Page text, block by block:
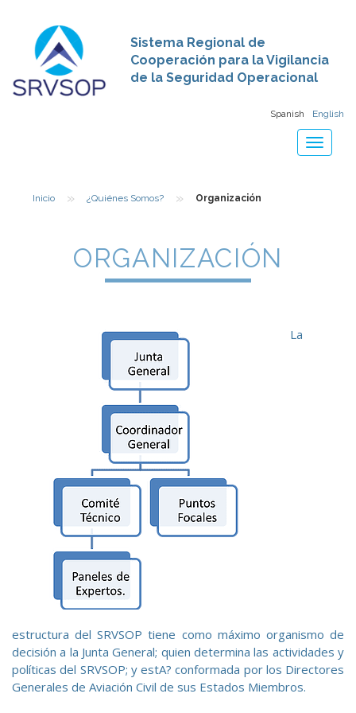
Sistema Regional de
Cooperación para la Vigilancia
de la Seguridad Operacional
Spanish English
Toggle
Inicio » ¿Quiénes Somos? » Organización
ORGANIZACIÓN
La
estructura del SRVSOP tiene como máximo organismo de
decisión a la Junta General; quien determina las actividades y
políticas del SRVSOP; y estA? conformada por los Directores
Generales de Aviación Civil de sus Estados Miembros.